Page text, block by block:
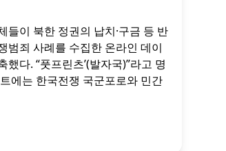
들이 북한 정권의 납치·구금 등 반
범죄 사례를 수집한 온라인 데이
했다. “풋프린츠’(발자국)”라고 명
에는 한국전쟁 국군포로와 민간